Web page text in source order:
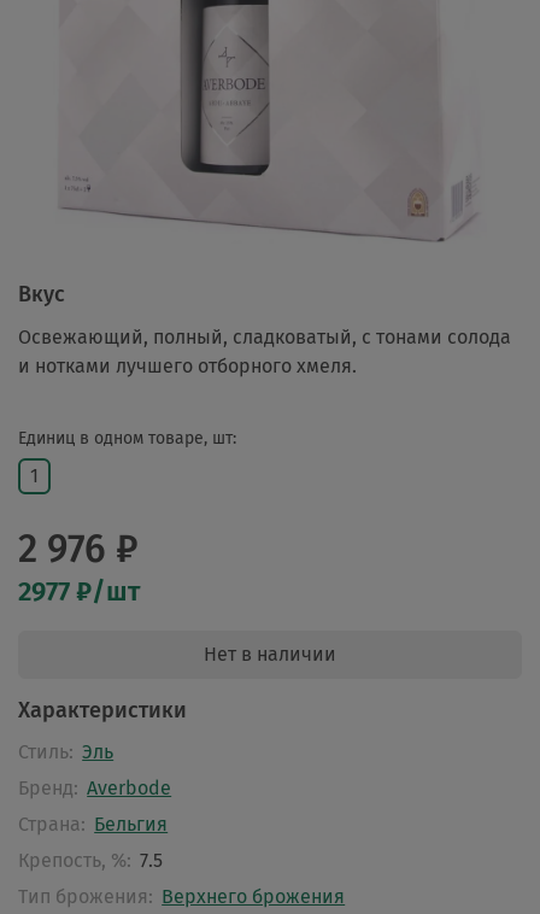
Единиц в одном товаре, шт:
1
2 976 ₽
2977 ₽/шт
Нет в наличии
Характеристики
Стиль: Эль
Бренд: Averbode
Страна: Бельгия
Крепость, %: 7.5
Тип брожения: Верхнего брожения
Вкус
Освежающий, полный, сладковатый, с тонами солода
и нотками лучшего отборного хмеля.